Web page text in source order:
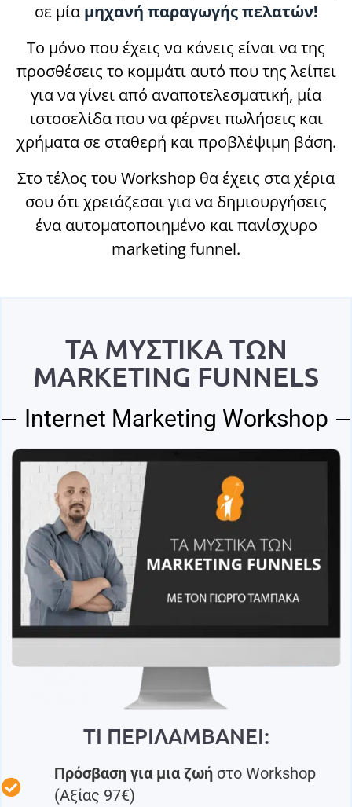
σε μία μηχανή παραγωγής πελατών!
Το μόνο που έχεις να κάνεις είναι να της
προσθέσεις το κομμάτι αυτό που της λείπει
για να γίνει από αναποτελεσματική, μία
ιστοσελίδα που να φέρνει πωλήσεις και
χρήματα σε σταθερή και προβλέψιμη βάση.
Στο τέλος του Workshop θα έχεις στα χέρια
σου ότι χρειάζεσαι για να δημιουργήσεις
ένα αυτοματοποιημένο και πανίσχυρο
marketing funnel.
ΤΑ ΜΥΣΤΙΚΑ ΤΩΝ
MARKETING FUNNELS
Internet Marketing Workshop
ΤΙ ΠΕΡΙΛΑΜΒΑΝΕΙ:
Πρόσβαση για μια ζωή στο Workshop
(Αξίας 97€)